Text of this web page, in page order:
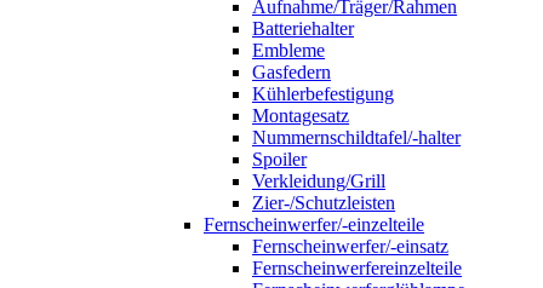
Aufnahme/Träger/Rahmen
Batteriehalter
Embleme
Gasfedern
Kühlerbefestigung
Montagesatz
Nummernschildtafel/-halter
Spoiler
Verkleidung/Grill
Zier-/Schutzleisten
Fernscheinwerfer/-einzelteile
Fernscheinwerfer/-einsatz
Fernscheinwerfereinzelteile